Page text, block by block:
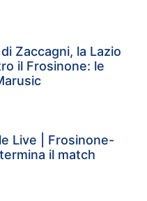
Zaccagni, la Lazio
il Frosinone: le
Live | Frosinone-
il match